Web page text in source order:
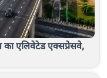
का एलिवेटेड एक्सप्रेसवे,